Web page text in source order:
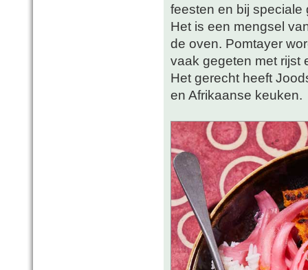
feesten en bij speciale
Het is een mengsel
de oven. Pomtayer
vaak gegeten met rijst
Het gerecht heeft
en Afrikaanse keuken.